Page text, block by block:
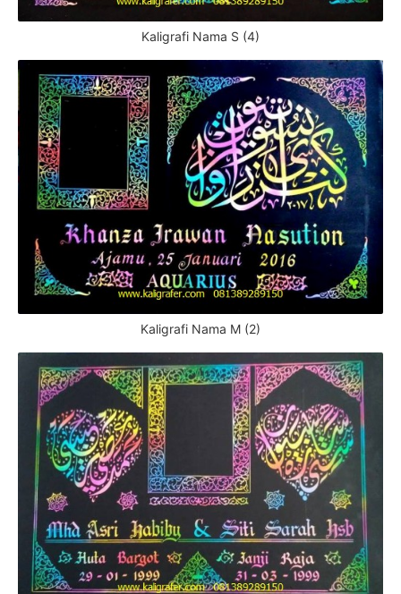
Kaligrafi Nama S (4)
Kaligrafi Nama M (2)